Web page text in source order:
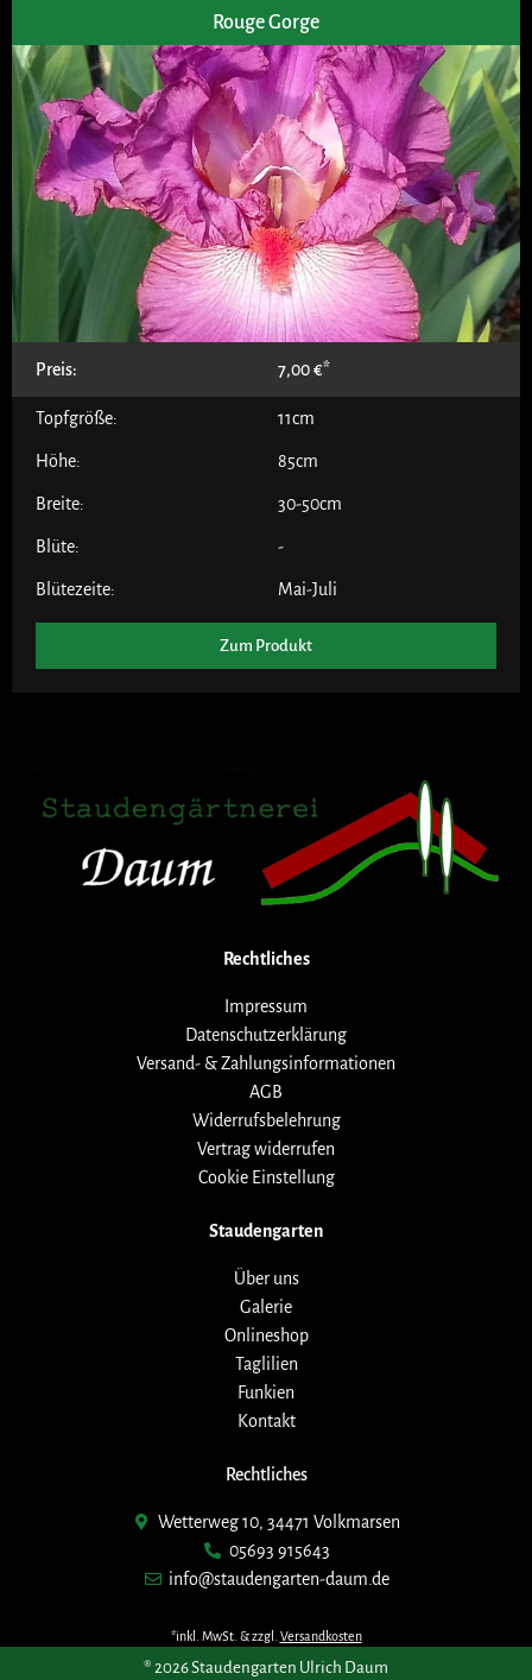
Rouge Gorge
Preis: 7,00€
Topfgröße: 11cm
Höhe: 85cm
Breite: 30-50cm
Blüte: -
Blütezeite: Mai-Juli
Zum Produkt
Rechtliches
Impressum
Datenschutzerklärung
Versand- & Zahlungsinformationen
AGB
Widerrufsbelehrung
Vertrag widerrufen
Cookie Einstellung
Staudengarten
Über uns
Galerie
Onlineshop
Taglilien
Funkien
Kontakt
Rechtliches
Wetterweg 10, 34471 Volkmarsen
05693 915643
info@staudengarten-daum.de
*inkl. MwSt. & zzgl. Versandkosten
® 2026 Staudengarten Ulrich Daum